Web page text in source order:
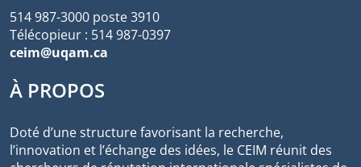
514 987-3000 poste 3910
Télécopieur : 514 987-0397
ceim@uqam.ca
À PROPOS
Doté d’une structure favorisant la recherche,
l’innovation et l’échange des idées, le CEIM réunit des